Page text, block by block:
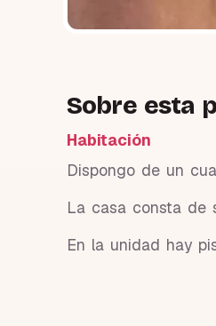
Sobre esta
Habitación
Dispongo de un
La casa consta de
En la unidad hay